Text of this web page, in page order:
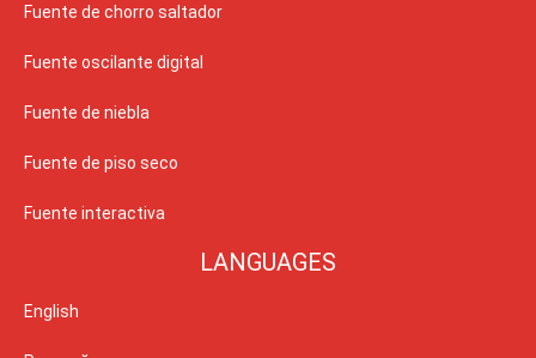
Fuente de chorro saltador
Fuente oscilante digital
Fuente de niebla
Fuente de piso seco
Fuente interactiva
LANGUAGES
English